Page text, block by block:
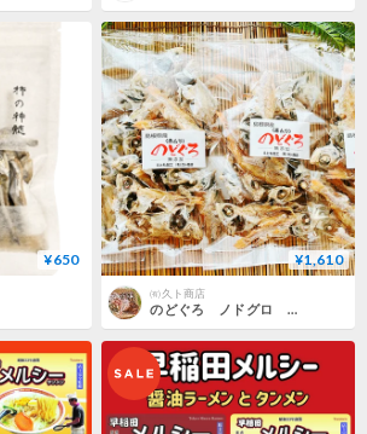
¥650 ¥1,610
㈲久ト商店
のどぐろ ノドグロ 煮干し 高級品 島根県産